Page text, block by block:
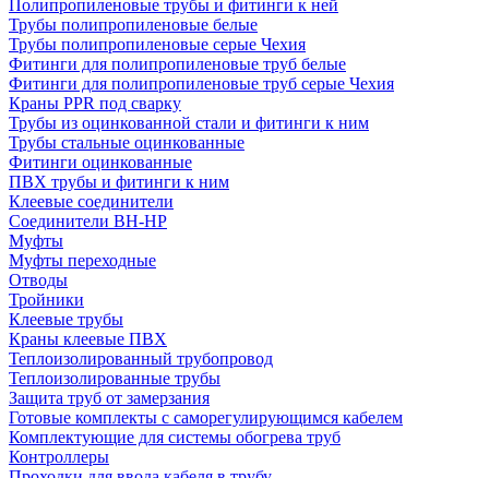
Полипропиленовые трубы и фитинги к ней
Трубы полипропиленовые белые
Трубы полипропиленовые серые Чехия
Фитинги для полипропиленовые труб белые
Фитинги для полипропиленовые труб серые Чехия
Краны PPR под сварку
Трубы из оцинкованной стали и фитинги к ним
Трубы стальные оцинкованные
Фитинги оцинкованные
ПВХ трубы и фитинги к ним
Клеевые соединители
Соединители ВН-НР
Муфты
Муфты переходные
Отводы
Тройники
Клеевые трубы
Краны клеевые ПВХ
Теплоизолированный трубопровод
Теплоизолированные трубы
Защита труб от замерзания
Готовые комплекты с саморегулирующимся кабелем
Комплектующие для системы обогрева труб
Контроллеры